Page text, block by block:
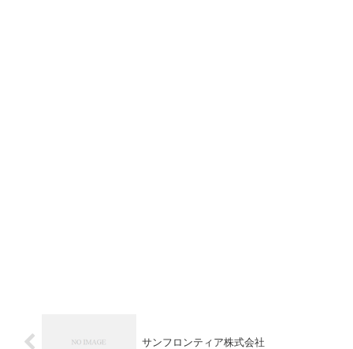
サンフロンティア株式会社